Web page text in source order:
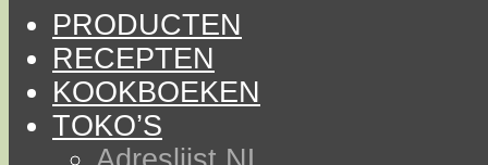
PRODUCTEN
RECEPTEN
KOOKBOEKEN
TOKO’S